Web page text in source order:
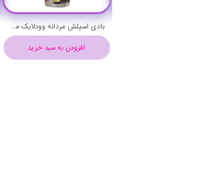
بادی اسپلش مردانه وودلایک مدل سیلور حجم 250 میلی لیتر - WOODLIKE SILVER BODY SPLASH
افزودن به سبد خرید